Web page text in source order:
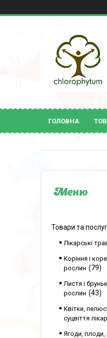
ГОЛОВНА
Товари та
Лікарські
Коріння і
рослин
79
Листя і
рослин
43
Квітки,
суцвіття
Ягоди, плоди,